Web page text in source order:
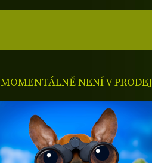
MOMENTÁLNĚ NENÍ V